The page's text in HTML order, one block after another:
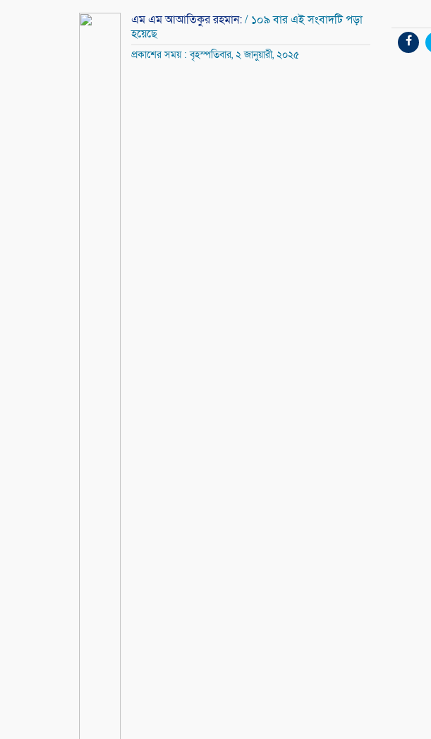
এম এম আআতিকুর রহমান:/ ১০৯ বার এই সংবাদটি পড়া
হয়েছে
প্রকাশের সময় : বৃহস্পতিবার, ২ জানুয়ারী, ২০২৫